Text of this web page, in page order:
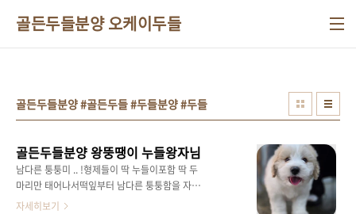
골든두들분양 오케이두들
골든두들분양 #골든두들 #두들분양 #두들
골든두들분양 왕뚱땡이 누들왕자님
남다른 퉁퉁미 .. !형제들이 딱 누들이포함 딱 두
마리만 태어나서떡잎부터 남다른 퉁퉁함을 자랑
하고 있네요 ... 😁😂한 눈에 봐도 건강한게 태가
자세히보기